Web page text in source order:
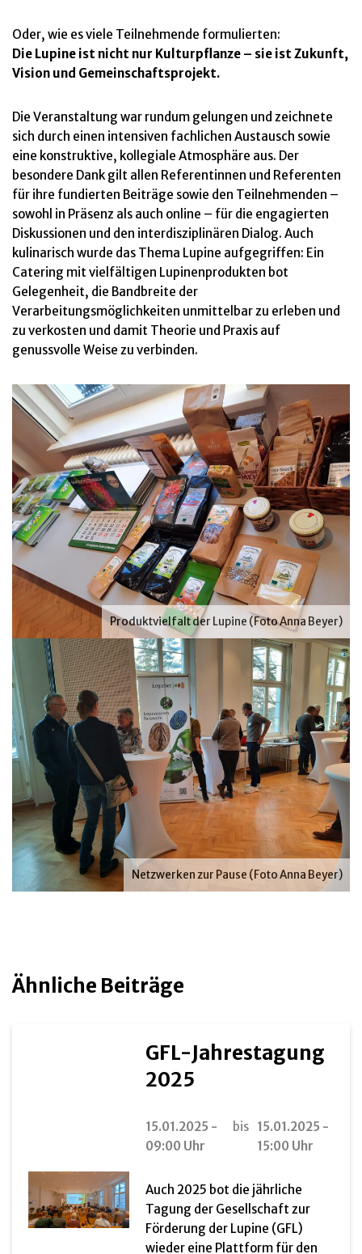
Oder, wie es viele Teilnehmende formulierten:
Die Lupine ist nicht nur Kulturpflanze – sie ist Zukunft,
Vision und Gemeinschaftsprojekt.
Die Veranstaltung war rundum gelungen und zeichnete
sich durch einen intensiven fachlichen Austausch sowie
eine konstruktive, kollegiale Atmosphäre aus. Der
besondere Dank gilt allen Referentinnen und Referenten
für ihre fundierten Beiträge sowie den Teilnehmenden –
sowohl in Präsenz als auch online – für die engagierten
Diskussionen und den interdisziplinären Dialog. Auch
kulinarisch wurde das Thema Lupine aufgegriffen: Ein
Catering mit vielfältigen Lupinenprodukten bot
Gelegenheit, die Bandbreite der
Verarbeitungsmöglichkeiten unmittelbar zu erleben und
zu verkosten und damit Theorie und Praxis auf
genussvolle Weise zu verbinden.
Produktvielfalt der Lupine (Foto Anna Beyer)
Netzwerken zur Pause (Foto Anna Beyer)
Ähnliche Beiträge
GFL-Jahrestagung
2025
15.01.2025 -
09:00 Uhr
bis 15.01.2025 -
15:00 Uhr
Auch 2025 bot die jährliche
Tagung der Gesellschaft zur
Förderung der Lupine (GFL)
wieder eine Plattform für den